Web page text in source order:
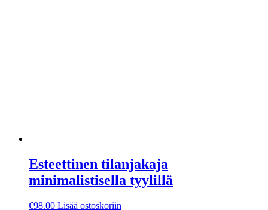
Esteettinen tilanjakaja
minimalistisella tyylillä
€98.00 Lisää ostoskoriin